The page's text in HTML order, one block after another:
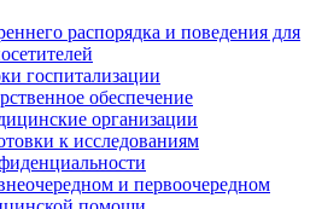
распорядка и поведения для
госпитализации
обеспечение
организации
к исследованиям
и первоочередном